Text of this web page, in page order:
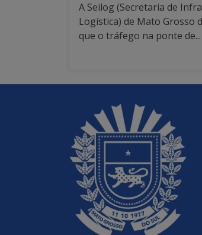
A Seilog (Secretaria de
Logística) de Mato Grosso
que o tráfego na ponte de...